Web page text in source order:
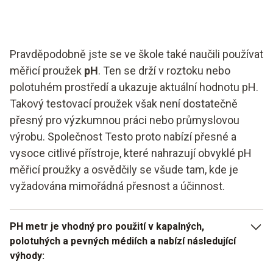
Pravděpodobně jste se ve škole také naučili používat
měřicí proužek pH. Ten se drží v roztoku nebo
polotuhém prostředí a ukazuje aktuální hodnotu pH.
Takový testovací proužek však není dostatečně
přesný pro výzkumnou práci nebo průmyslovou
výrobu. Společnost Testo proto nabízí přesné a
vysoce citlivé přístroje, které nahrazují obvyklé pH
měřicí proužky a osvědčily se všude tam, kde je
vyžadována mimořádná přesnost a účinnost.
PH metr je vhodný pro použití v kapalných,
polotuhých a pevných médiích a nabízí následující
výhody: